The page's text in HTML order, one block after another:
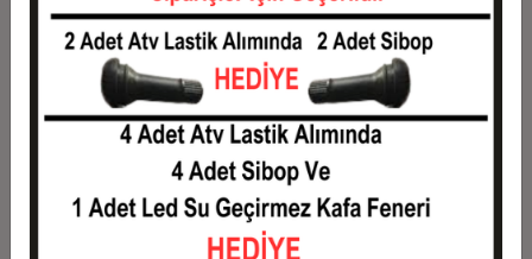
Taksit Taksit Tutarı
Toplam Tutar
1
1.774,08 TL
1.774,08 TL
887,04 TL
1.774,08 TL
632,76 TL
1.898,27 TL
483,44 TL